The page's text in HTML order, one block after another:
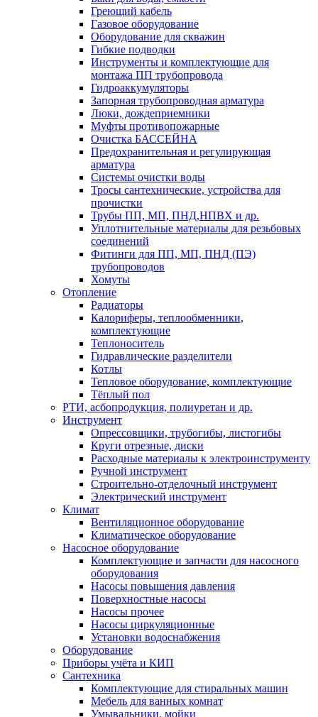
Греющий кабель
Газовое оборудование
Оборудование для скважин
Гибкие подводки
Инструменты и комплектующие для
монтажа ПП трубопровода
Гидроаккумуляторы
Запорная трубопроводная арматура
Люки, дождеприемники
Муфты противопожарные
Очистка БАССЕЙНА
Предохранительная и регулирующая
арматура
Системы очистки воды
Тросы сантехнические, устройства для
прочистки
Трубы ПП, МП, ПНД,НПВХ и др.
Уплотнительные материалы для резьбовых
соединений
Фитинги для ПП, МП, ПНД (ПЭ)
трубопроводов
Хомуты
Отопление
Радиаторы
Калориферы, теплообменники,
комплектующие
Теплоноситель
Гидравлические разделители
Котлы
Тепловое оборудование, комплектующие
Тёплый пол
РТИ, асбопродукция, полиуретан и др.
Инструмент
Опрессовщики, трубогибы, листогибы
Круги отрезные, диски
Расходные материалы к электроинструменту
Ручной инструмент
Строительно-отделочный инструмент
Электрический инструмент
Климат
Вентиляционное оборудование
Климатическое оборудование
Насосное оборудование
Комплектующие и запчасти для насосного
оборудования
Насосы повышения давления
Поверхностные насосы
Насосы прочее
Насосы циркуляционные
Установки водоснабжения
Оборудование
Приборы учёта и КИП
Сантехника
Комплектующие для стиральных машин
Мебель для ванных комнат
Умывальники, мойки